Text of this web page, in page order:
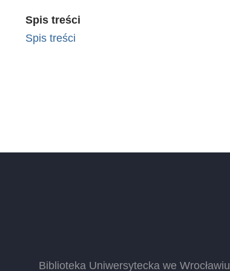
Spis treści
Spis treści
Biblioteka Uniwersytecka we Wrocławiu